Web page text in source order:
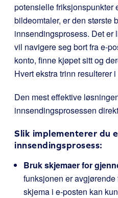
potensielle friksjonspunkter
bildeomtaler, er den største
innsendingsprosess. Det er
vil navigere seg bort fra e-
konto, finne kjøpet sitt og
Hvert ekstra trinn resulterer
Den mest effektive
innsendingsprosessen
Slik implementerer du
innsendingsprosess:
Bruk skjemaer for
funksjonen er
skjema i e-posten kan